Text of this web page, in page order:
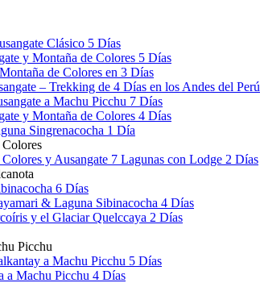
Clásico 5 Días
y Montaña de Colores 5 Días
de Colores en 3 Días
– Trekking de 4 Días en los Andes del Perú
a Machu Picchu 7 Días
y Montaña de Colores 4 Días
Singrenacocha 1 Día
y Ausangate 7 Lagunas con Lodge 2 Días
6 Días
& Laguna Sibinacocha 4 Días
y el Glaciar Quelccaya 2 Días
Picchu
a Machu Picchu 5 Días
a Machu Picchu 4 Días